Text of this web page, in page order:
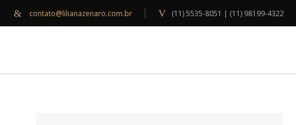
contato@lilianazenaro.com.br (11) 5535-8051 | (11) 98199-4322